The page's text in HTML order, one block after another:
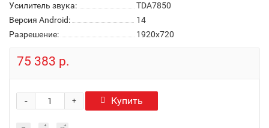
Усилитель звука:
TDA7850
Версия Android:
14
Разрешение:
1920x720
75 383 р.
+
- Купить